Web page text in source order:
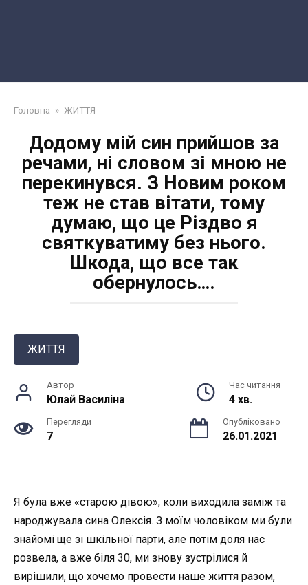
Головна » ЖИТТЯ
Додому мій син прийшов за
речами, ні словом зі мною не
перекинувся. З Новим роком
теж не став вітати, тому
думаю, що це Різдво я
святкуватиму без нього.
Шкода, що все так
обернулось….
ЖИТТЯ
Автор
Юлай Василiна
Час читання
4 хв.
Перегляди
7
Опубліковано
26.01.2021
Я була вже «старою дівою», коли виходила заміж та
народжувала сина Олексія. З моїм чоловіком ми були
знайомі ще зі шкільної парти, але потім доля нас
розвела, а вже біля 30, ми знову зустрілися й
вирішили, що хочемо провести наше життя разом,